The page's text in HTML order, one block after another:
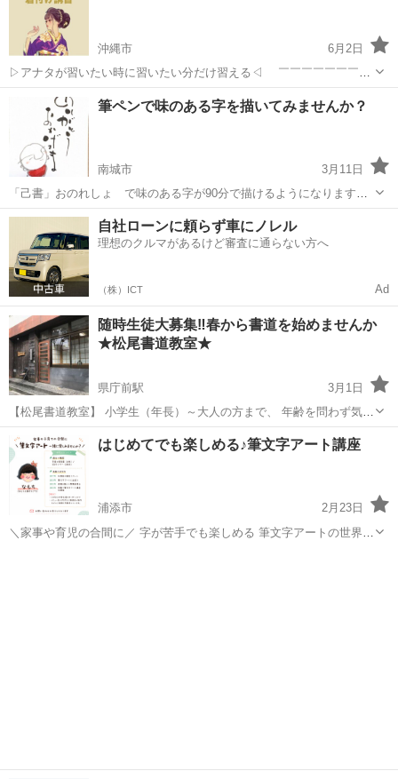
沖縄市
6月2日
▷アナタが習いたい時に習いたい分だけ習える◁  ︎︎￣￣￣￣￣￣￣￣
￣￣￣￣￣￣￣￣￣￣￣￣  ︎︎＼都度払い制 #着付け講習 スタートしま
す／ 🔥アナタのやる気度合いが分かる講習プログラム🔥  ︎︎ ...
沖縄市 講座
筆ペンで味のある字を描いてみませんか？
南城市
3月11日
「己書」おのれしょ で味のある字が90分で描けるようになります。
上手い下手。一切ありません。 字を書くのが苦手とおっしゃる方がほ
とんどです。でも90分後には ニコニコして【楽しかった】とお帰りに
なられます。 一度体...
沖縄 南城市 書道 筆ペン
自社ローンに頼らず車にノレル
理想のクルマがあるけど審査に通らない方へ
（株）ICT Ad
随時生徒大募集‼春から書道を始めませんか
★松尾書道教室★
県庁前駅
3月1日
【松尾書道教室】 小学生（年長）～大人の方まで、 年齢を問わず気軽
に通っていただける書道教室です。 一人ひとりのペースに合わせて丁
寧に指導してます。 書道初心者の方でも、もちろん 基本の姿勢や硬
筆・毛筆が学べま...
沖縄 那覇市 県庁前駅 書道 小学生
はじめてでも楽しめる♪筆文字アート講座
浦添市
2月23日
＼家事や育児の合間に／ 字が苦手でも楽しめる 筆文字アートの世界を